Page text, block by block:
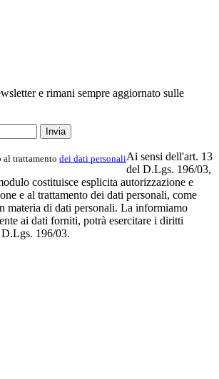
e rimani sempre aggiornato sulle
al trattamento dei dati personaliAi sensi dell'art. 13
del D.Lgs. 196/03,
costituisce esplicita autorizzazione e
e al trattamento dei dati personali, come
materia di dati personali. La informiamo
ai dati forniti, potrà esercitare i diritti
196/03.